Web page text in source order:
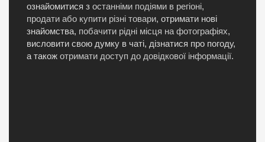
ознайомитися з останніми подіями в регіоні,
продати або купити різні товари, отримати нові
знайомства, побачити рідні місця на фотографіях,
висловити свою думку в чаті, дізнатися про погоду,
а також отримати доступ до довідкової інформації.